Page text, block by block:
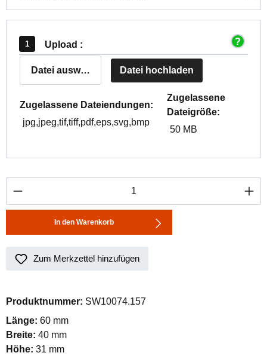
Upload :
Datei auswählen Datei hochladen
Zugelassene Dateiendungen:
jpg,jpeg,tif,tiff,pdf,eps,svg,bmp
Zugelassene
Dateigröße:
50 MB
Produkt Anzahl: Gib den gewünschten
In den Warenkorb
Zum Merkzettel hinzufügen
Produktnummer: SW10074.157
Länge: 60 mm
Breite: 40 mm
Höhe: 31 mm